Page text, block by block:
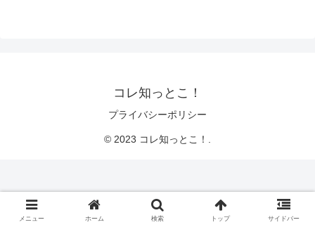
コレ知っとこ！
プライバシーポリシー
© 2023 コレ知っとこ！.
メニュー ホーム 検索 トップ サイドバー